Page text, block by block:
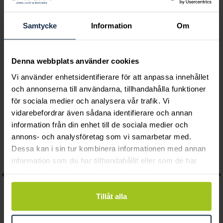
Samtycke Information Om
Denna webbplats använder cookies
Vi använder enhetsidentifierare för att anpassa innehållet
och annonserna till användarna, tillhandahålla funktioner
för sociala medier och analysera vår trafik. Vi
vidarebefordrar även sådana identifierare och annan
information från din enhet till de sociala medier och
annons- och analysföretag som vi samarbetar med.
Dessa kan i sin tur kombinera informationen med annan
information som du har tillhandahållit eller som de har
Tillåt alla
Emily pearl bracelet -
Pris:349 kr
349 kr
Halsband Princess
Pris
949 kr
Andra köpte också